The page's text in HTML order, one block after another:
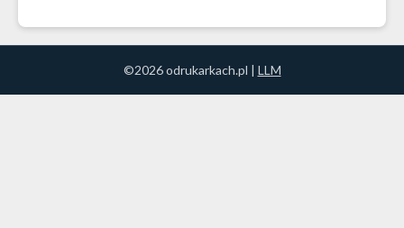
©2026 odrukarkach.pl | LLM